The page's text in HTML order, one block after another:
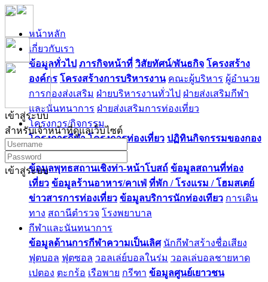
เข้าสู่ระบบ
สำหรับเจ้าหน้าที่ดูแลเว็บไซต์
เข้าสู่ระบบ
หน้าหลัก
เกี่ยวกับเรา
ข้อมูลทั่วไป ภารกิจหน้าที่ วิสัยทัศน์/พันธกิจ โครงสร้าง
องค์กร โครงสร้างการบริหารงาน คณะผู้บริหาร ผู้อำนวย
การกองส่งเสริม ฝ่ายบริหารงานทั่วไป ฝ่ายส่งเสริมกีฬา
และนันทนาการ ฝ่ายส่งเสริมการท่องเที่ยว
โครงการ/กิจกรรม
โครงการกีฬา โครงการท่องเที่ยว ปฏิทินกิจกรรมของกอง
ท่องเที่ยว
ข้อมูลพุทธสถานเชิงท่า-หน้าโบสถ์ ข้อมูลสถานที่ท่อง
เที่ยว ข้อมูลร้านอาหาร/คาเฟ่ ที่พัก / โรงแรม / โฮมสเตย์
ข่าวสารการท่องเที่ยว ข้อมูลบริการนักท่องเทียว การเดิน
ทาง สถานีตำรวจ โรงพยาบาล
กีฬาและนันทนาการ
ข้อมูลด้านการกีฬาความเป็นเลิศ นักกีฬาสร้างชื่อเสียง
ฟุตบอล ฟุตซอล วอลเล่ย์บอลในร่ม วอลเล่บอลชายหาด
เปตอง ตะกร้อ เรือพาย กรีฑา ข้อมูลศูนย์เยาวชน